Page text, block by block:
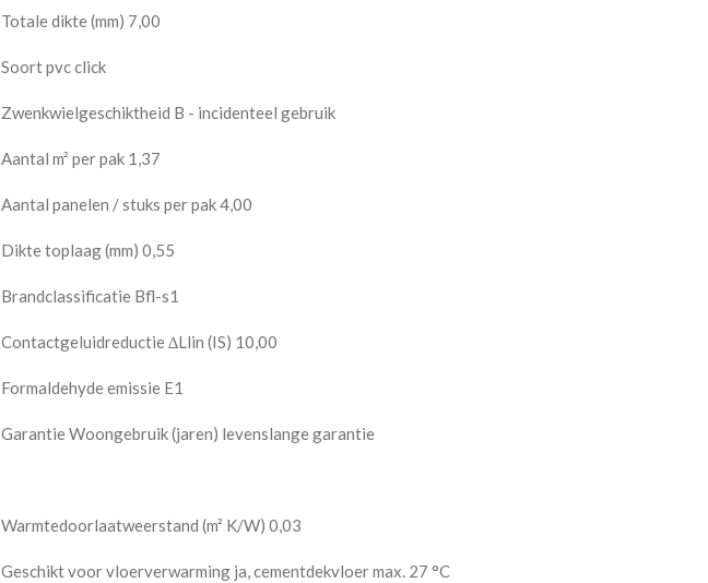
Totale dikte (mm) 7,00
Soort pvc click
Zwenkwielgeschiktheid B - incidenteel gebruik
Aantal m² per pak 1,37
Aantal panelen / stuks per pak 4,00
Dikte toplaag (mm) 0,55
Brandclassificatie Bfl-s1
Contactgeluidreductie ∆Llin (IS) 10,00
Formaldehyde emissie E1
Garantie Woongebruik (jaren) levenslange garantie
Warmtedoorlaatweerstand (m² K/W) 0,03
Geschikt voor vloerverwarming ja, cementdekvloer max. 27 °C